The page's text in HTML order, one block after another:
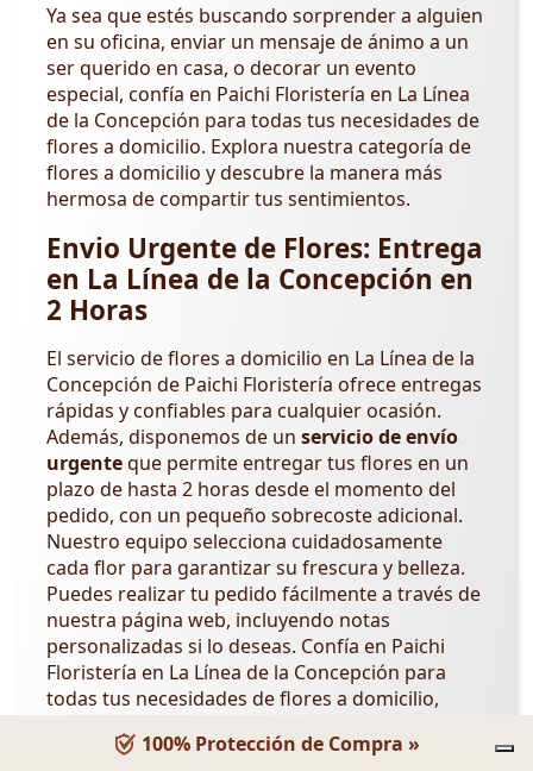
Ya sea que estés buscando sorprender a alguien
en su oficina, enviar un mensaje de ánimo a un
ser querido en casa, o decorar un evento
especial, confía en Paichi Floristería en La Línea
de la Concepción para todas tus necesidades de
flores a domicilio. Explora nuestra categoría de
flores a domicilio y descubre la manera más
hermosa de compartir tus sentimientos.
Envio Urgente de Flores: Entrega
en La Línea de la Concepción en
2 Horas
El servicio de flores a domicilio en La Línea de la
Concepción de Paichi Floristería ofrece entregas
rápidas y confiables para cualquier ocasión.
Además, disponemos de un servicio de envío
urgenteque permite entregar tus flores en un
plazo de hasta 2 horas desde el momento del
pedido, con un pequeño sobrecoste adicional.
Nuestro equipo selecciona cuidadosamente
cada flor para garantizar su frescura y belleza.
Puedes realizar tu pedido fácilmente a través de
nuestra página web, incluyendo notas
personalizadas si lo deseas. Confía en Paichi
Floristería en La Línea de la Concepción para
todas tus necesidades de flores a domicilio,
ocasiones importantes, visita las categorías en
100% Protección de Compra »